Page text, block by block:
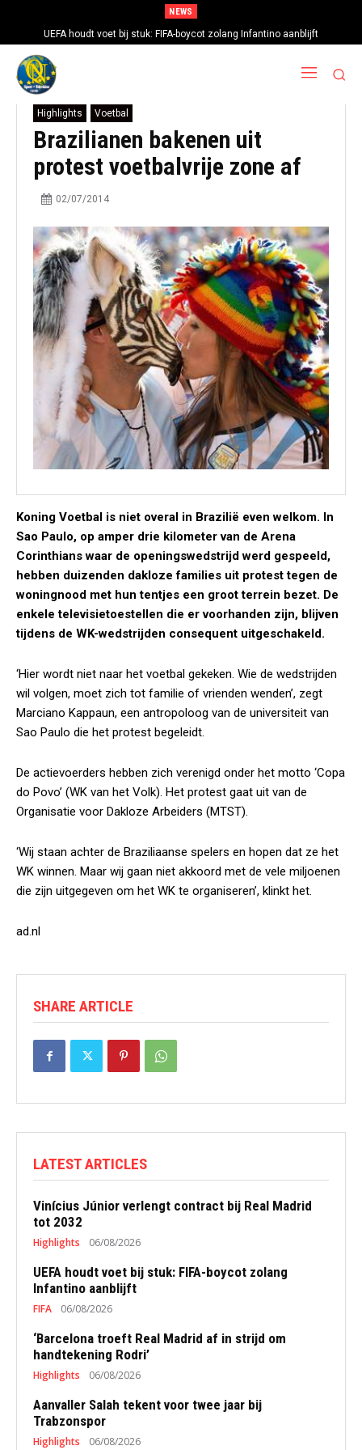
NEWS
UEFA houdt voet bij stuk: FIFA-boycot zolang Infantino aanblijft
Highlights Voetbal
Brazilianen bakenen uit
protest voetbalvrije zone af
02/07/2014
Koning Voetbal is niet overal in Brazilië even welkom. In
Sao Paulo, op amper drie kilometer van de Arena
Corinthians waar de openingswedstrijd werd gespeeld,
hebben duizenden dakloze families uit protest tegen de
woningnood met hun tentjes een groot terrein bezet. De
enkele televisietoestellen die er voorhanden zijn, blijven
tijdens de WK-wedstrijden consequent uitgeschakeld.
‘Hier wordt niet naar het voetbal gekeken. Wie de wedstrijden
wil volgen, moet zich tot familie of vrienden wenden’, zegt
Marciano Kappaun, een antropoloog van de universiteit van
Sao Paulo die het protest begeleidt.
De actievoerders hebben zich verenigd onder het motto ‘Copa
do Povo’ (WK van het Volk). Het protest gaat uit van de
Organisatie voor Dakloze Arbeiders (MTST).
‘Wij staan achter de Braziliaanse spelers en hopen dat ze het
WK winnen. Maar wij gaan niet akkoord met de vele miljoenen
die zijn uitgegeven om het WK te organiseren’, klinkt het.
ad.nl
SHARE ARTICLE
LATEST ARTICLES
Vinícius Júnior verlengt contract bij Real Madrid
tot 2032
Highlights 06/08/2026
UEFA houdt voet bij stuk: FIFA-boycot zolang
Infantino aanblijft
FIFA 06/08/2026
‘Barcelona troeft Real Madrid af in strijd om
handtekening Rodri’
Highlights 06/08/2026
Aanvaller Salah tekent voor twee jaar bij
Trabzonspor
Highlights 06/08/2026